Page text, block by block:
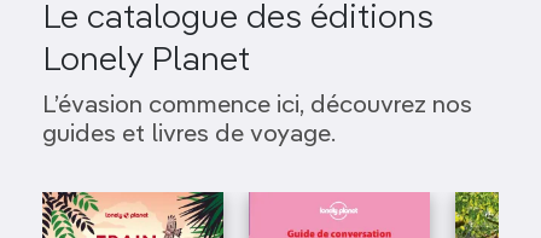
Le catalogue des éditions
Lonely Planet
L’évasion commence ici, découvrez nos
guides et livres de voyage.